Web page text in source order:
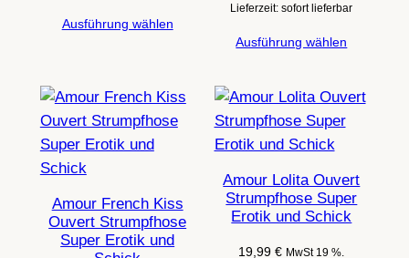
Ausführung wählen
Lieferzeit: sofort lieferbar
Ausführung wählen
Amour French Kiss
Ouvert Strumpfhose
Super Erotik und
Amour Lolita Ouvert
Strumpfhose Super
Erotik und Schick
19,99€ MwSt 19 %.